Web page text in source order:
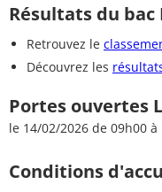
Résultats du bac
Retrouvez le
Découvrez les
Portes ouvertes
le 14/02/2026 de 09h00
Conditions